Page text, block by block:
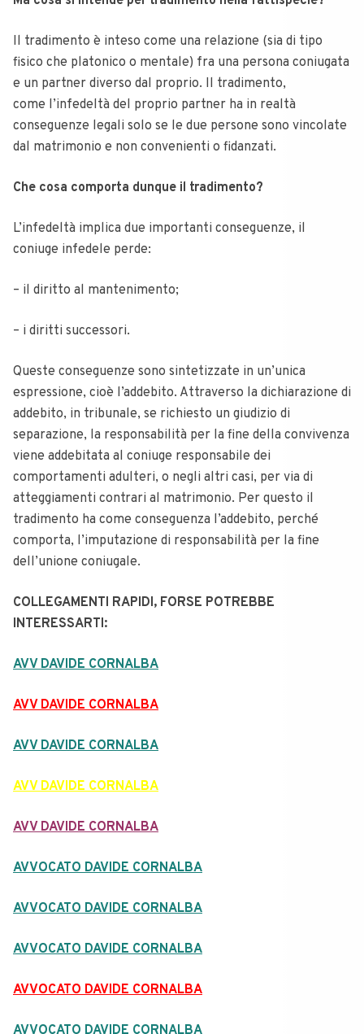
Il tradimento è inteso come una relazione (sia di tipo
fisico che platonico o mentale) fra una persona coniugata
e un partner diverso dal proprio. Il tradimento,
come l’infedeltà del proprio partner ha in realtà
conseguenze legali solo se le due persone sono vincolate
dal matrimonio e non convenienti o fidanzati.
Che cosa comporta dunque il tradimento?
L’infedeltà implica due importanti conseguenze, il
coniuge infedele perde:
– il diritto al mantenimento;
– i diritti successori.
Queste conseguenze sono sintetizzate in un’unica
espressione, cioè l’addebito. Attraverso la dichiarazione di
addebito, in tribunale, se richiesto un giudizio di
separazione, la responsabilità per la fine della convivenza
viene addebitata al coniuge responsabile dei
comportamenti adulteri, o negli altri casi, per via di
atteggiamenti contrari al matrimonio. Per questo il
tradimento ha come conseguenza l’addebito, perché
comporta, l’imputazione di responsabilità per la fine
dell’unione coniugale.
COLLEGAMENTI RAPIDI, FORSE POTREBBE
INTERESSARTI:
AVV DAVIDE CORNALBA
AVV DAVIDE CORNALBA
AVV DAVIDE CORNALBA
AVV DAVIDE CORNALBA
AVV DAVIDE CORNALBA
AVVOCATO DAVIDE CORNALBA
AVVOCATO DAVIDE CORNALBA
AVVOCATO DAVIDE CORNALBA
AVVOCATO DAVIDE CORNALBA
AVVOCATO DAVIDE CORNALBA